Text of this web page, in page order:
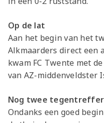
Op de lat
Aan het begin van het
Alkmaarders direct een
kwam FC Twente met
van AZ-middenveldster
Nog twee
Ondanks een goed